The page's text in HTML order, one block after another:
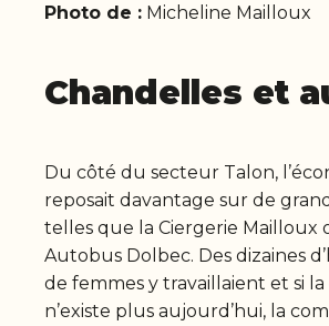
Photo de : Micheline Mailloux
Chandelles et
Du côté du secteur Talon,
reposait davantage sur de
telles que la Ciergerie Mailloux
Autobus Dolbec. Des dizaines
de femmes y travaillaient et si
n’existe plus aujourd’hui, la